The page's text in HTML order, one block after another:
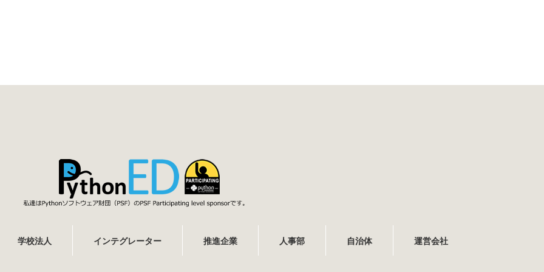
学校法人 インテグレーター 推進企業 人事部 自治体 運営会社